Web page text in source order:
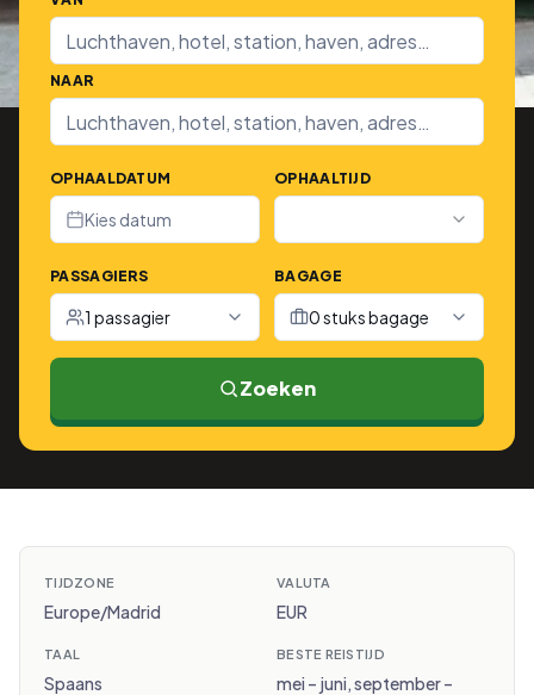
NAAR
OPHAALDATUM
Kies datum
OPHAALTIJD
PASSAGIERS
1 passagier
BAGAGE
0 stuks bagage
Zoeken
TIJDZONE
Europe/Madrid
VALUTA
EUR
TAAL
Spaans
BESTE REISTIJD
mei – juni, september –